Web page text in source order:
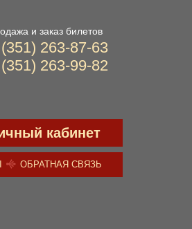
и заказ билетов
263-87-63
263-99-82
кабинет
ОБРАТНАЯ СВЯЗЬ